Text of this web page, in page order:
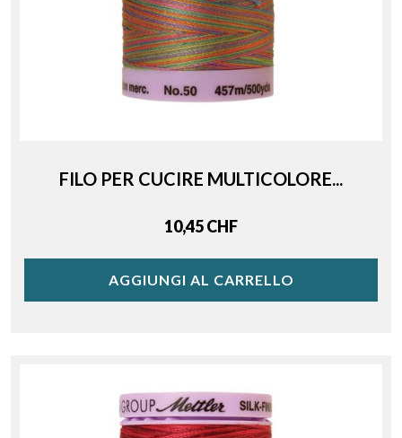
FILO PER CUCIRE MULTICOLORE...
Price
10,45 CHF
AGGIUNGI AL CARRELLO